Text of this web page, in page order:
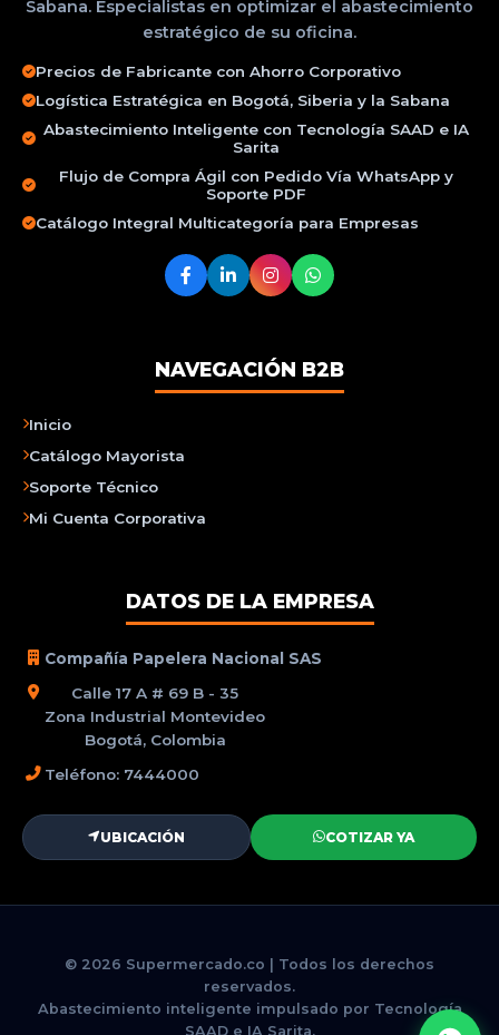
Sabana. Especialistas en optimizar el abastecimiento
estratégico de su oficina.
Precios de Fabricante con Ahorro Corporativo
Logística Estratégica en Bogotá, Siberia y la Sabana
Abastecimiento Inteligente con Tecnología SAAD e IA
Sarita
Flujo de Compra Ágil con Pedido Vía WhatsApp y
Soporte PDF
Catálogo Integral Multicategoría para Empresas
NAVEGACIÓN B2B
Inicio
Catálogo Mayorista
Soporte Técnico
Mi Cuenta Corporativa
DATOS DE LA EMPRESA
Compañía Papelera Nacional SAS
Calle 17 A # 69 B - 35
Zona Industrial Montevideo
Bogotá, Colombia
Teléfono: 7444000
UBICACIÓN COTIZAR YA
© 2026 Supermercado.co | Todos los derechos
reservados.
Abastecimiento inteligente impulsado por Tecnología
SAAD e IA Sarita.